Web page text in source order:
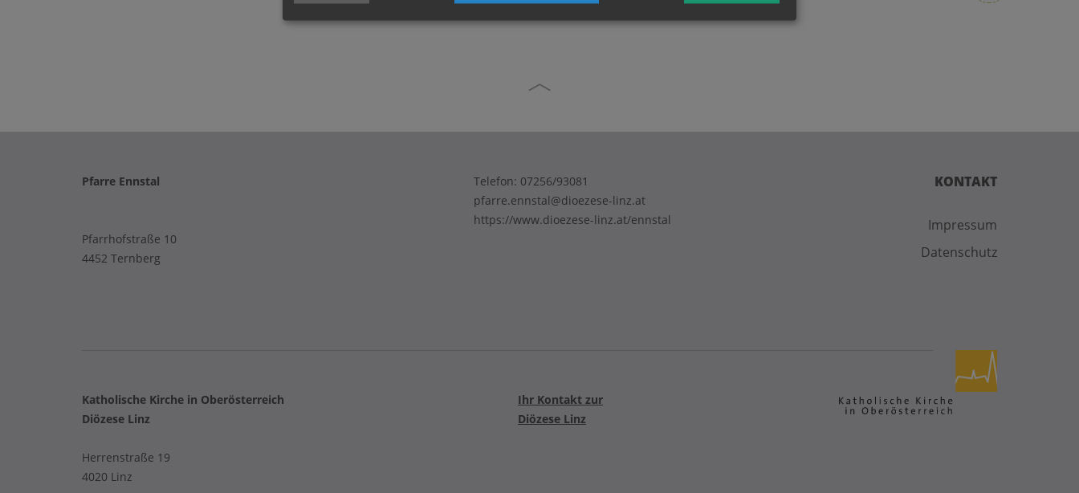
KONTAKT
Impressum
Datenschutz
Pfarre Ennstal
Pfarrhofstraße 10
4452 Ternberg
Telefon: 07256/93081
pfarre.ennstal@dioezese-linz.at
https://www.dioezese-linz.at/ennstal
Katholische Kirche in Oberösterreich
Diözese Linz
Herrenstraße 19
4020 Linz
Ihr Kontakt zur
Diözese Linz